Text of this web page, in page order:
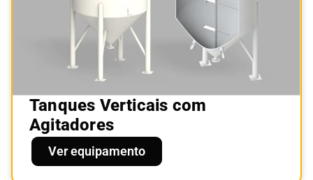
Tanques Verticais com
Agitadores
Ver equipamento